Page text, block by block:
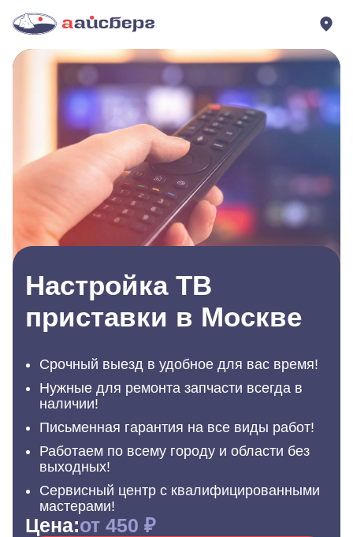
Настройка ТВ
приставки в Москве
Срочный выезд в удобное для вас время!
Нужные для ремонта запчасти всегда в
наличии!
Письменная гарантия на все виды работ!
Работаем по всему городу и области без
выходных!
Сервисный центр с квалифицированными
мастерами!
Цена:от 450 ₽